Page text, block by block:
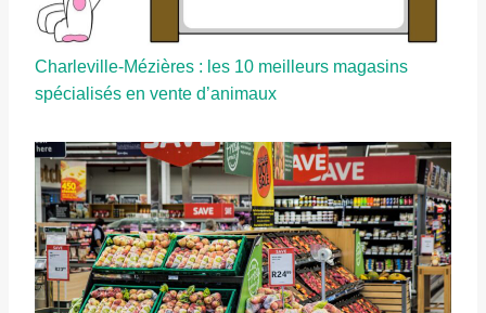
Charleville-Mézières : les 10 meilleurs magasins
spécialisés en vente d’animaux